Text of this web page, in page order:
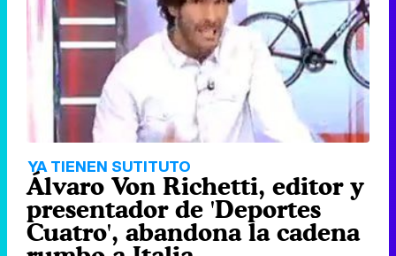
YA TIENEN SUTITUTO
Álvaro Von Richetti, editor y
presentador de 'Deportes
Cuatro', abandona la cadena